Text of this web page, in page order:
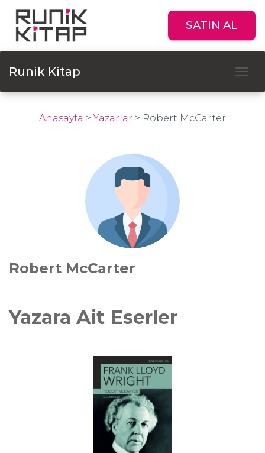
SATIN AL
Runik Kitap
Anasayfa >Yazarlar > Robert McCarter
Robert McCarter
Yazara Ait Eserler